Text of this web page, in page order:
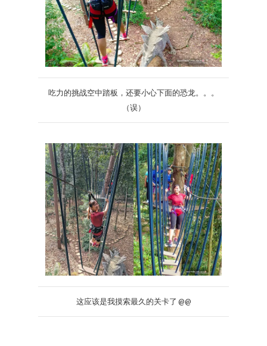
吃力的挑战空中踏板，还要小心下面的恐龙。。。
（误）
这应该是我摸索最久的关卡了 @@